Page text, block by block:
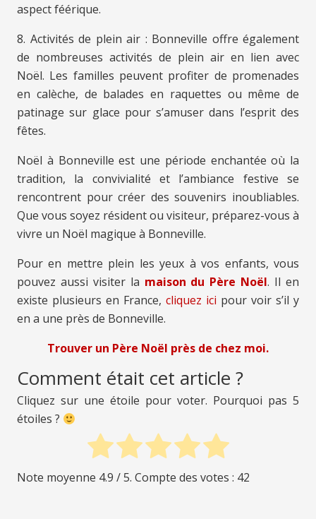
aspect féérique.
8. Activités de plein air : Bonneville offre également
de nombreuses activités de plein air en lien avec
Noël. Les familles peuvent profiter de promenades
en calèche, de balades en raquettes ou même de
patinage sur glace pour s’amuser dans l’esprit des
fêtes.
Noël à Bonneville est une période enchantée où la
tradition, la convivialité et l’ambiance festive se
rencontrent pour créer des souvenirs inoubliables.
Que vous soyez résident ou visiteur, préparez-vous à
vivre un Noël magique à Bonneville.
Pour en mettre plein les yeux à vos enfants, vous
pouvez aussi visiter la maison du Père Noël. Il en
existe plusieurs en France, cliquez ici pour voir s’il y
en a une près de Bonneville.
Trouver un Père Noël près de chez moi.
Comment était cet article ?
Cliquez sur une étoile pour voter. Pourquoi pas 5
étoiles ?
Note moyenne 4.9 / 5. Compte des votes : 42